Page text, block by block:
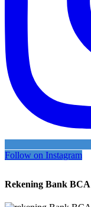
Follow on Instagram
Rekening Bank BCA